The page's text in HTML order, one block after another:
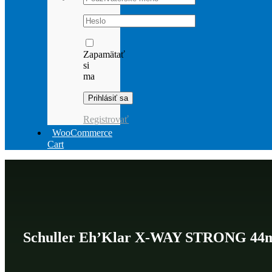
Password:
Zapamätať
si
ma
Registrovať
WooCommerce
Cart
Schuller Eh’Klar X-WAY STRONG